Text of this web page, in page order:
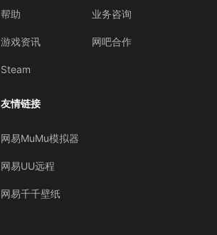
帮助
游戏资讯
Steam
业务咨询
网吧合作
友情链接
网易MuMu模拟器
网易UU远程
网易千千壁纸